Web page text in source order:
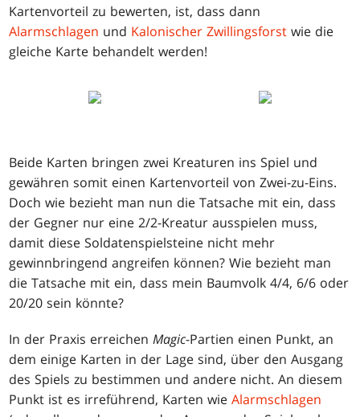
Kartenvorteil zu bewerten, ist, dass dann
Alarmschlagen und Kalonischer Zwillingsforst wie die
gleiche Karte behandelt werden!
Beide Karten bringen zwei Kreaturen ins Spiel und
gewähren somit einen Kartenvorteil von Zwei-zu-Eins.
Doch wie bezieht man nun die Tatsache mit ein, dass
der Gegner nur eine 2/2-Kreatur ausspielen muss,
damit diese Soldatenspielsteine nicht mehr
gewinnbringend angreifen können? Wie bezieht man
die Tatsache mit ein, dass mein Baumvolk 4/4, 6/6 oder
20/20 sein könnte?
In der Praxis erreichenMagic-Partien einen Punkt, an
dem einige Karten in der Lage sind, über den Ausgang
des Spiels zu bestimmen und andere nicht. An diesem
Punkt ist es irreführend, Karten wieAlarmschlagen